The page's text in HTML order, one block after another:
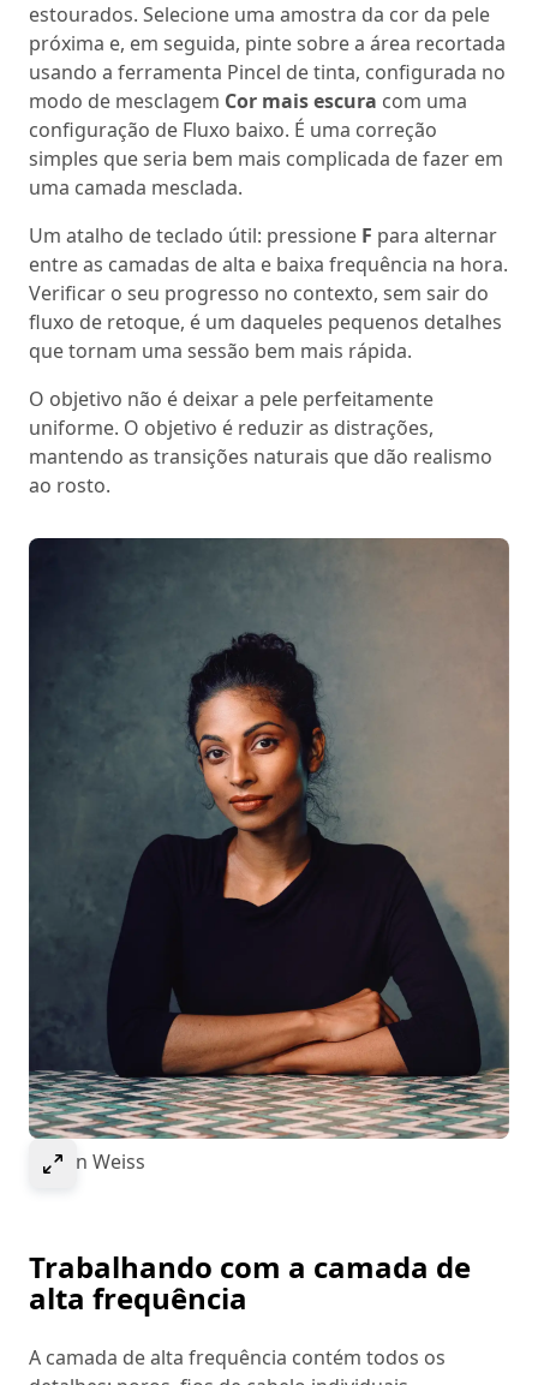
estourados. Selecione uma amostra da cor da pele
próxima e, em seguida, pinte sobre a área recortada
usando a ferramenta Pincel de tinta, configurada no
modo de mesclagem Cor mais escura com uma
configuração de Fluxo baixo. É uma correção
simples que seria bem mais complicada de fazer em
uma camada mesclada.
Um atalho de teclado útil: pressione F para alternar
entre as camadas de alta e baixa frequência na hora.
Verificar o seu progresso no contexto, sem sair do
fluxo de retoque, é um daqueles pequenos detalhes
que tornam uma sessão bem mais rápida.
O objetivo não é deixar a pele perfeitamente
uniforme. O objetivo é reduzir as distrações,
mantendo as transições naturais que dão realismo
ao rosto.
Select to expand image
© Ivan Weiss
Trabalhando com a camada de
alta frequência
A camada de alta frequência contém todos os